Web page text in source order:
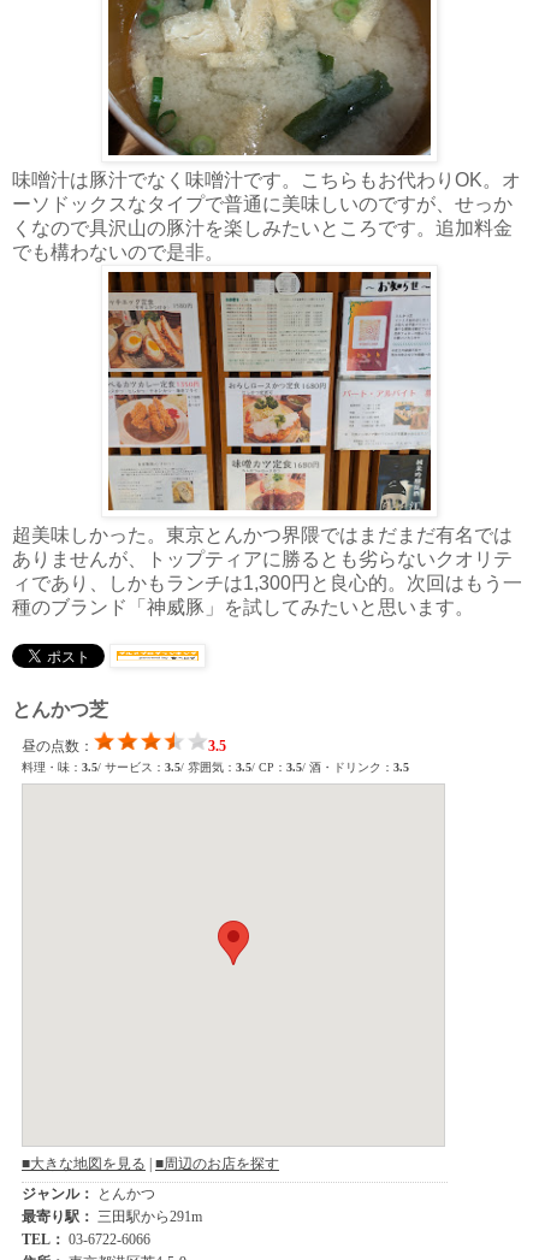
味噌汁は豚汁でなく味噌汁です。こちらもお代わりOK。オ
ーソドックスなタイプで普通に美味しいのですが、せっか
くなので具沢山の豚汁を楽しみたいところです。追加料金
でも構わないので是非。
超美味しかった。東京とんかつ界隈ではまだまだ有名では
ありませんが、トップティアに勝るとも劣らないクオリテ
ィであり、しかもランチは1,300円と良心的。次回はもう一
種のブランド「神威豚」を試してみたいと思います。
とんかつ芝